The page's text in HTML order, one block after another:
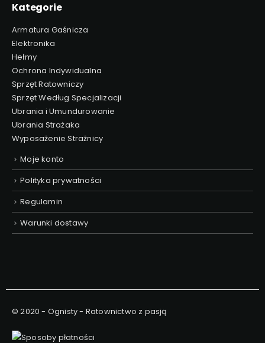
Kategorie
Armatura Gaśnicza
Elektronika
Hełmy
Ochrona Indywidualna
Sprzęt Ratowniczy
Sprzęt Według Specjalizacji
Ubrania i Umundurowanie
Ubrania Strażaka
Wyposażenie Strażnicy
Moje konto
Polityka prywatności
Regulamin
Warunki dostawy
© 2020 - Ognisty - Ratownictwo z pasją